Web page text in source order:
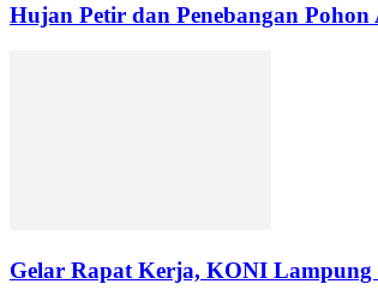
Hujan Petir dan Penebangan
Gelar Rapat Kerja, KONI